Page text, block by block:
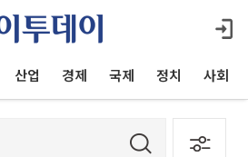
산업 경제 국제 정치 사회